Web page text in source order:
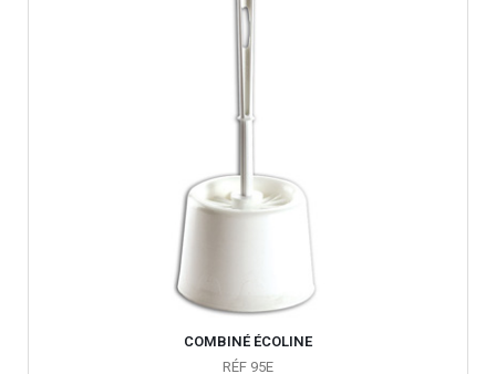
COMBINÉ ÉCOLINE
RÉF 95E